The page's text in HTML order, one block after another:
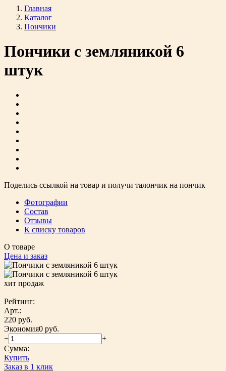
Главная
Каталог
Пончики
Пончики с земляникой 6
штук
Поделись ссылкой на товар и получи талончик на пончик
Фотографии
Состав
Отзывы
К списку товаров
О товаре
Цена и заказ
хит продаж
Рейтинг:
Арт.:
220 руб.
Экономия0 руб.
−
+
Сумма:
Купить
Заказ в 1 клик